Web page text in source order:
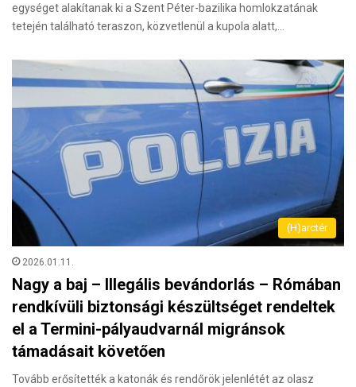
egységet alakítanak ki a Szent Péter-bazilika homlokzatának
tetején található teraszon, közvetlenül a kupola alatt,…
(H)arctér
2026.01.11.
Nagy a baj – Illegális bevándorlás – Rómában
rendkívüli biztonsági készültséget rendeltek
el a Termini-pályaudvarnál migránsok
támadásait követően
Tovább erősítették a katonák és rendőrök jelenlétét az olasz